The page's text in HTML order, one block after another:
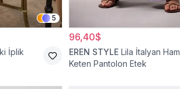
5
İplik
96,40$
EREN STYLE Lila İtalyan Ham
Keten Pantolon Etek